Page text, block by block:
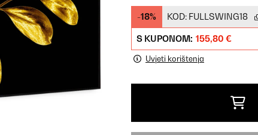
-18% KOD: FULLSWING18
S KUPONOM: 155,80 €
Uvjeti korištenja